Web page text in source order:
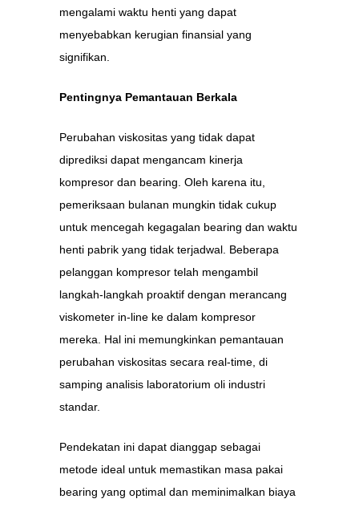
mengalami waktu henti yang dapat
menyebabkan kerugian finansial yang
signifikan.
Pentingnya Pemantauan Berkala
Perubahan viskositas yang tidak dapat
diprediksi dapat mengancam kinerja
kompresor dan bearing. Oleh karena itu,
pemeriksaan bulanan mungkin tidak cukup
untuk mencegah kegagalan bearing dan waktu
henti pabrik yang tidak terjadwal. Beberapa
pelanggan kompresor telah mengambil
langkah-langkah proaktif dengan merancang
viskometer in-line ke dalam kompresor
mereka. Hal ini memungkinkan pemantauan
perubahan viskositas secara real-time, di
samping analisis laboratorium oli industri
standar.
Pendekatan ini dapat dianggap sebagai
metode ideal untuk memastikan masa pakai
bearing yang optimal dan meminimalkan biaya